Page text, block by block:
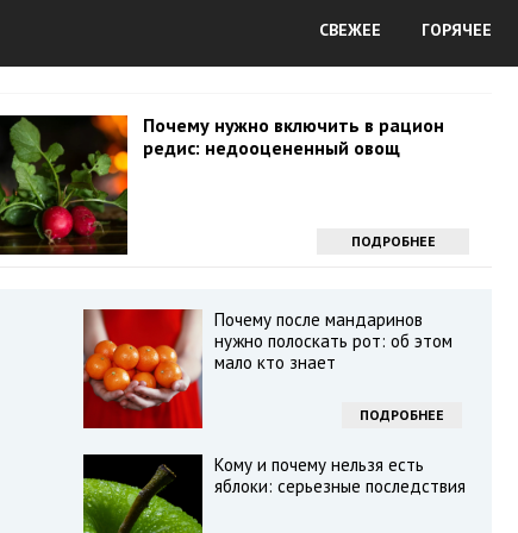
СВЕЖЕЕ ГОРЯЧЕЕ
Почему нужно включить в рацион
редис: недооцененный овощ
ПОДРОБНЕЕ
Почему после мандаринов
нужно полоскать рот: об этом
мало кто знает
ПОДРОБНЕЕ
Кому и почему нельзя есть
яблоки: серьезные последствия